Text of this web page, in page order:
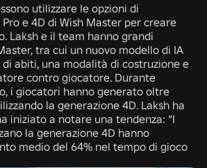
utilizzare le opzioni di
e 4D di Wish Master per creare
Laksh e il team hanno grandi
tra cui un nuovo modello di IA
abiti, una modalità di costruzione e
contro giocatore. Durante
i giocatori hanno generato oltre
la generazione 4D. Laksh ha
iniziato a notare una tendenza: “I
la generazione 4D hanno
medio del 64% nel tempo di gioco